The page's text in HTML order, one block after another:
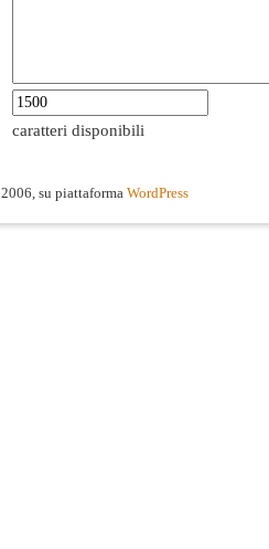
caratteri disponibili
2006, su piattaforma WordPress